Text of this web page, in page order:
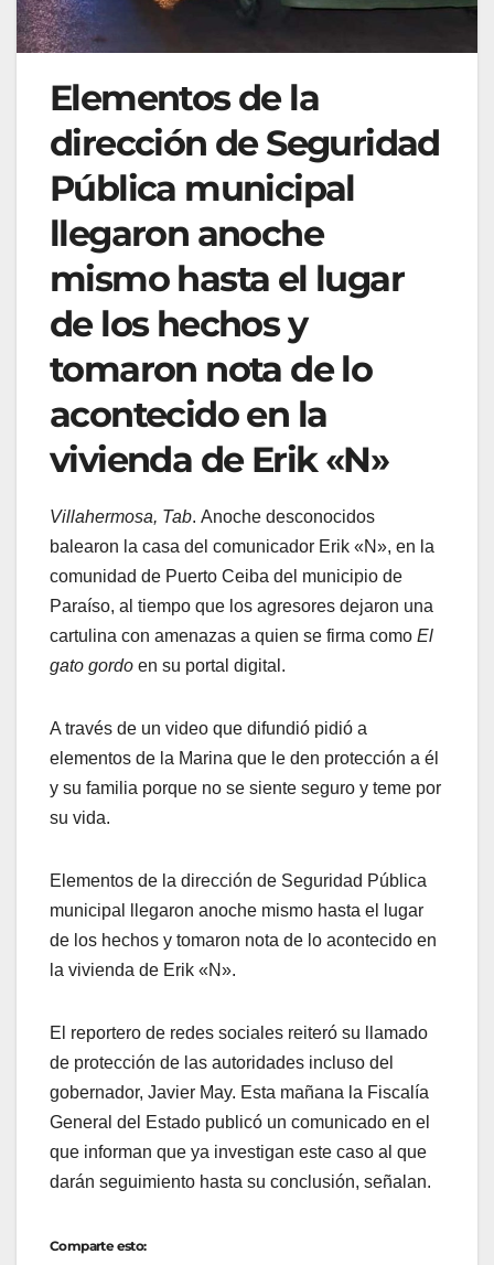
Elementos de la
dirección de Seguridad
Pública municipal
llegaron anoche
mismo hasta el lugar
de los hechos y
tomaron nota de lo
acontecido en la
vivienda de Erik «N»
Villahermosa, Tab. Anoche desconocidos
balearon la casa del comunicador Erik «N», en la
comunidad de Puerto Ceiba del municipio de
Paraíso, al tiempo que los agresores dejaron una
cartulina con amenazas a quien se firma como El
gato gordo en su portal digital.
A través de un video que difundió pidió a
elementos de la Marina que le den protección a él
y su familia porque no se siente seguro y teme por
su vida.
Elementos de la dirección de Seguridad Pública
municipal llegaron anoche mismo hasta el lugar
de los hechos y tomaron nota de lo acontecido en
la vivienda de Erik «N».
El reportero de redes sociales reiteró su llamado
de protección de las autoridades incluso del
gobernador, Javier May. Esta mañana la Fiscalía
General del Estado publicó un comunicado en el
que informan que ya investigan este caso al que
darán seguimiento hasta su conclusión, señalan.
Comparte esto: